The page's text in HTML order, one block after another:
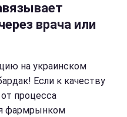
врача или
на украинском
Если к качеству
процесса
фармрынком